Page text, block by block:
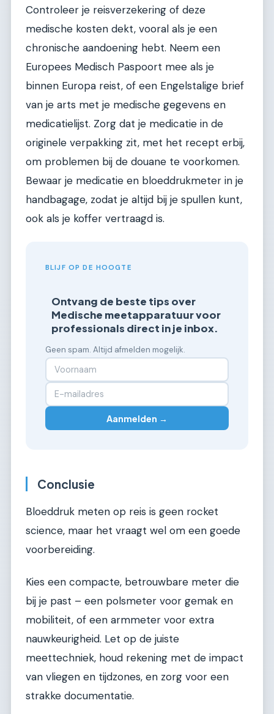
Controleer je reisverzekering of deze
medische kosten dekt, vooral als je een
chronische aandoening hebt. Neem een
Europees Medisch Paspoort mee als je
binnen Europa reist, of een Engelstalige brief
van je arts met je medische gegevens en
medicatielijst. Zorg dat je medicatie in de
originele verpakking zit, met het recept erbij,
om problemen bij de douane te voorkomen.
Bewaar je medicatie en bloeddrukmeter in je
handbagage, zodat je altijd bij je spullen kunt,
ook als je koffer vertraagd is.
BLIJF OP DE HOOGTE
Ontvang de beste tips over
Medische meetapparatuur voor
professionals direct in je inbox.
Geen spam. Altijd afmelden mogelijk.
Aanmelden →
Conclusie
Bloeddruk meten op reis is geen rocket
science, maar het vraagt wel om een goede
voorbereiding.
Kies een compacte, betrouwbare meter die
bij je past – een polsmeter voor gemak en
mobiliteit, of een armmeter voor extra
nauwkeurigheid. Let op de juiste
meettechniek, houd rekening met de impact
van vliegen en tijdzones, en zorg voor een
strakke documentatie.